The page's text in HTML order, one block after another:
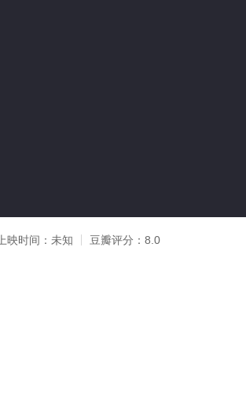
上映时间： 未知 豆瓣评分： 8.0